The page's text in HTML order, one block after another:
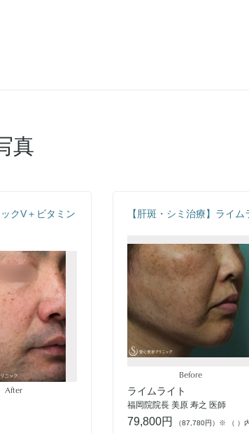
真
クV＋ビタミン
After
【肝斑・シミ治療】ライ
Before
ライムライト
福岡院院長 美原 寿之 医師
79,800円 （87,780円） ※ （ ）